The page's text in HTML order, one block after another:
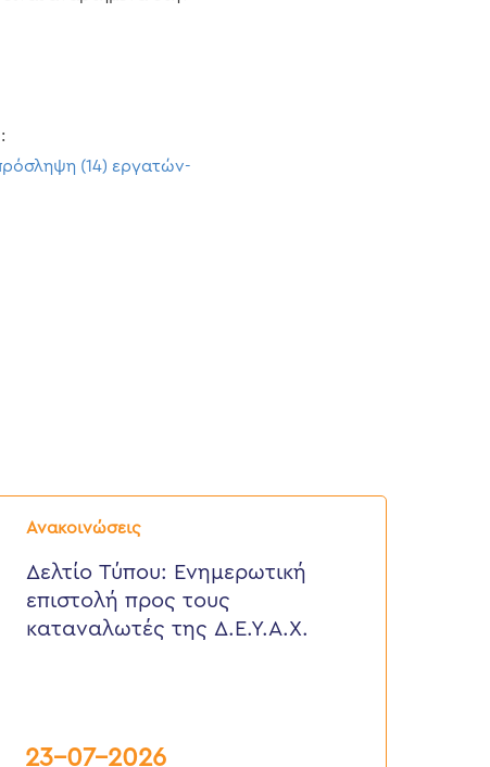
(14) εργατών-
Ανακοινώσεις
Τύπου:
επιστολή
προς
τους
καταναλωτές
Δελτίο Τύπου: Eνημερωτική
επιστολή προς τους
καταναλωτές της Δ.Ε.Υ.Α.Χ.
23-07-2026